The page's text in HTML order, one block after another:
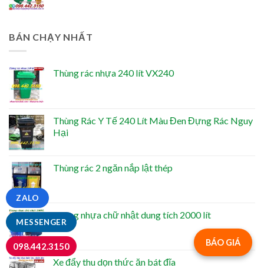
BÁN CHẠY NHẤT
Thùng rác nhựa 240 lít VX240
Thùng Rác Y Tế 240 Lít Màu Đen Đựng Rác Nguy
Hại
Thùng rác 2 ngăn nắp lật thép
Thùng nhựa chữ nhật dung tích 2000 lít
Xe đẩy thu dọn thức ăn bát đĩa
BÁO GIÁ
MESSENGER
ZALO
098.442.3150